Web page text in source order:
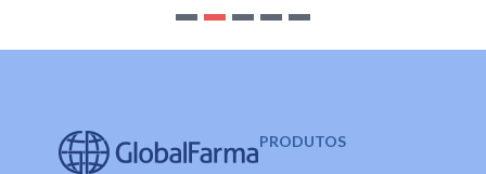
PRODUTOS